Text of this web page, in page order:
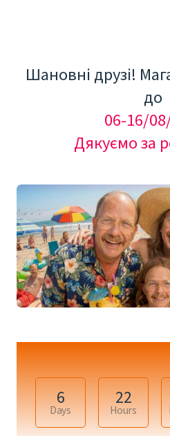
КОСМЕТОЛОГІЧНЕ
Шановні друзі!
до
06-16/
Дякуємо за
6
Days
22
Hours